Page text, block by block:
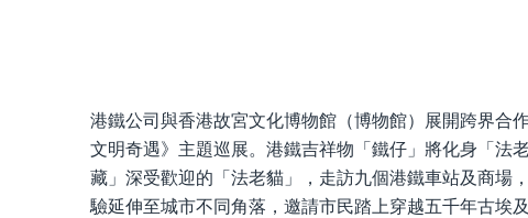
港鐵公司與香港故宮文化博物館（博物館）展開跨界合
文明奇遇》主題巡展。港鐵吉祥物「鐵仔」將化身「
藏」深受歡迎的「法老貓」，走訪九個港鐵車站及商場
驗延伸至城市不同角落，邀請市民踏上穿越五千年古埃及